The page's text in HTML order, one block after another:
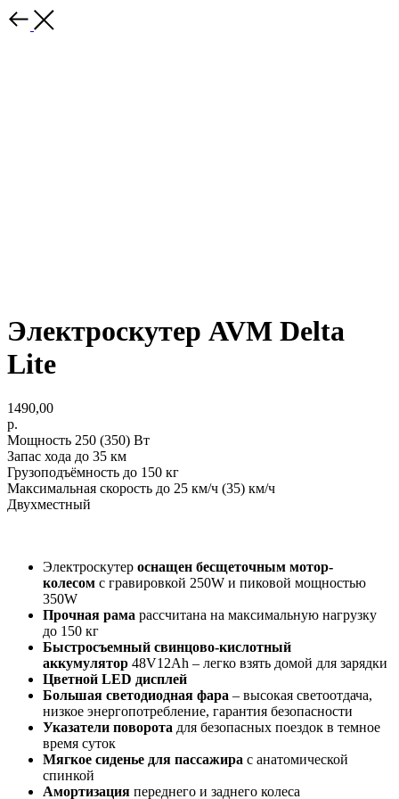
Электроскутер AVM Delta
Lite
1490,00
р.
Мощность 250 (350) Вт
Запас хода до 35 км
Грузоподъёмность до 150 кг
Максимальная скорость до 25 км/ч (35) км/ч
Двухместный
Электроскутер оснащен бесщеточным мотор-
колесом с гравировкой 250W и пиковой мощностью
350W
Прочная рама рассчитана на максимальную нагрузку
до 150 кг
Быстросъемный свинцово-кислотный
аккумулятор 48V12Ah – легко взять домой для зарядки
Цветной LED дисплей
Большая светодиодная фара – высокая светоотдача,
низкое энергопотребление, гарантия безопасности
Указатели поворота для безопасных поездок в темное
время суток
Мягкое сиденье для пассажира с анатомической
спинкой
Амортизация переднего и заднего колеса